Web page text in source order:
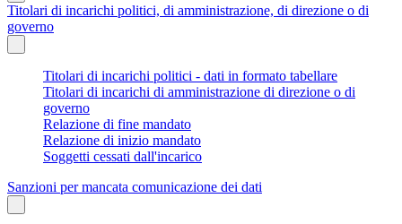
Titolari di incarichi politici, di amministrazione, di direzione o di
governo
Titolari di incarichi politici - dati in formato tabellare
Titolari di incarichi di amministrazione di direzione o di
governo
Relazione di fine mandato
Relazione di inizio mandato
Soggetti cessati dall'incarico
Sanzioni per mancata comunicazione dei dati